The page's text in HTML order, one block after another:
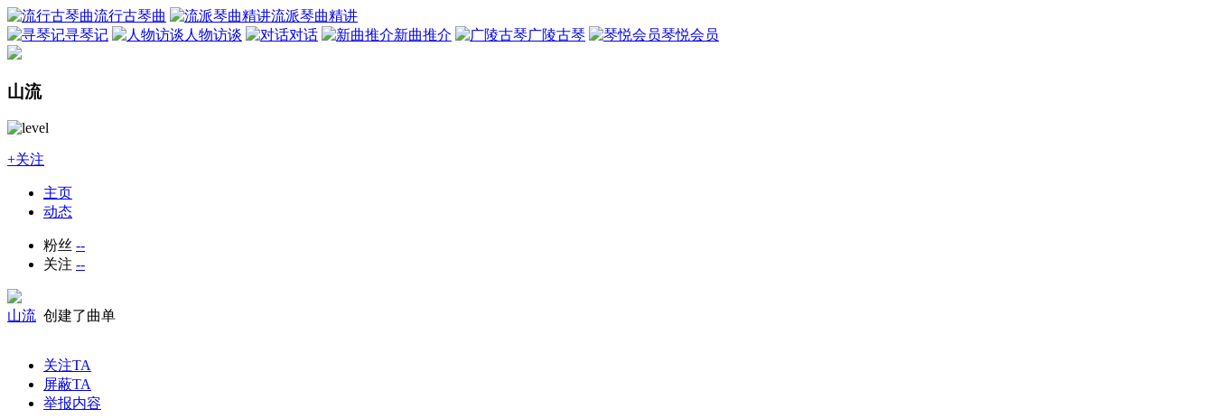
流行古琴曲
流派琴曲精讲
寻琴记
人物访谈 对话 新曲推介 广陵古琴 琴悦会员
山流
+关注
主页
动态
粉丝 --
关注 --
山流 创建了曲单
关注TA
屏蔽TA
举报内容